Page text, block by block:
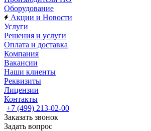
Оборудование
Акции и Новости
Услуги
Решения и услуги
Оплата и доставка
Компания
Вакансии
Наши клиенты
Реквизиты
Лицензии
Контакты
+7 (499) 213-02-00
Заказать звонок
Задать вопрос